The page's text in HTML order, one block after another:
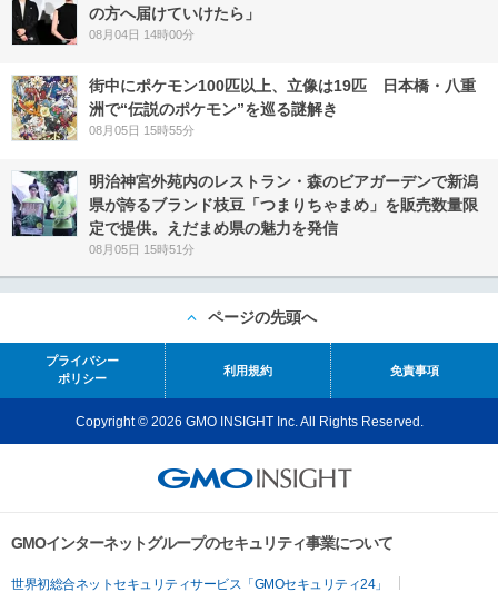
の方へ届けていけたら」
08月04日 14時00分
街中にポケモン100匹以上、立像は19匹 日本橋・八重
洲で“伝説のポケモン”を巡る謎解き
08月05日 15時55分
明治神宮外苑内のレストラン・森のビアガーデンで新潟
県が誇るブランド枝豆「つまりちゃまめ」を販売数量限
定で提供。えだまめ県の魅力を発信
08月05日 15時51分
ページの先頭へ
プライバシー
ポリシー
利用規約 免責事項
Copyright © 2026 GMO INSIGHT Inc. All Rights Reserved.
GMOインターネットグループのセキュリティ事業について
世界初総合ネットセキュリティサービス「GMOセキュリティ24」